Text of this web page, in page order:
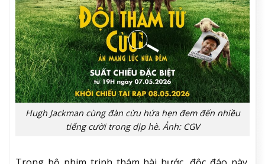
Hugh Jackman cùng đàn cừu hứa hẹn đem đến nhiều
tiếng cười trong dịp hè. Ảnh: CGV